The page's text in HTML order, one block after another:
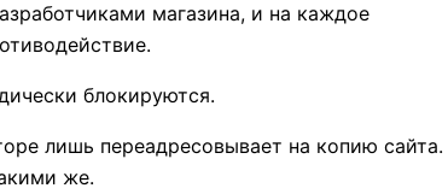
магазина, и на каждое
блокируются.
лишь переадресовывает на копию сайта.
же.